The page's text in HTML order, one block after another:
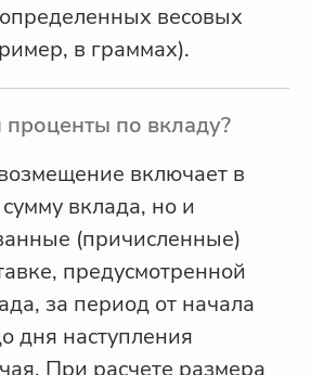
весовых
в граммах).
по вкладу?
включает в
вклада, но и
(причисленные)
предусмотренной
за период от начала
дня наступления
При расчете размера